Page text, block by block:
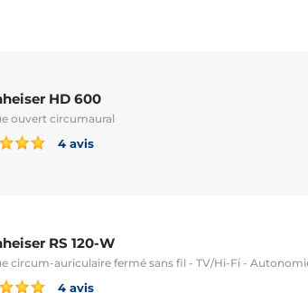
HD 600
ouvert circumaural
4 avis
RS 120-W
circum-auriculaire fermé sans fil - TV/Hi-Fi -
4 avis